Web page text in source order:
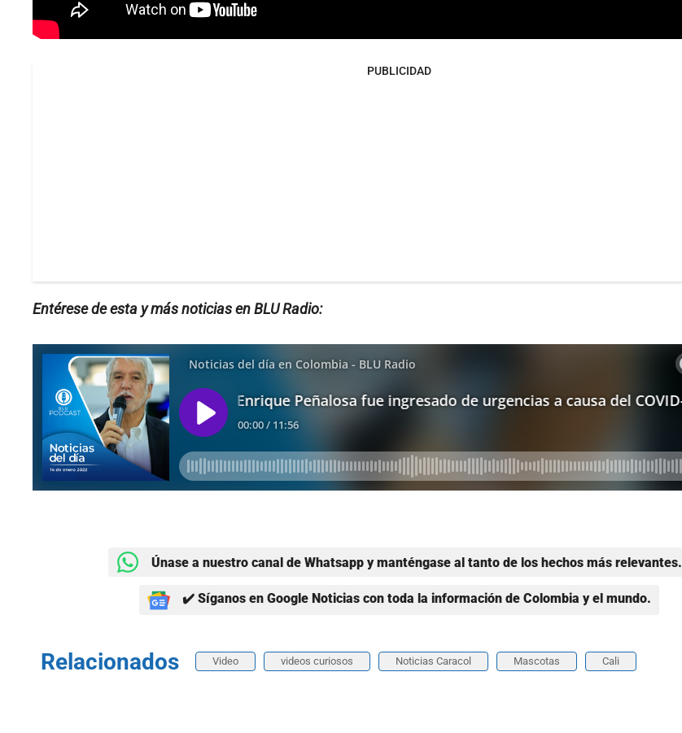
PUBLICIDAD
Entérese de esta y más noticias en BLU Radio:
Únase a nuestro canal de Whatsapp y manténgase al tanto de los hechos más relevantes.
✔️ Síganos en Google Noticias con toda la información de Colombia y el mundo.
Relacionados Video videos curiosos Noticias Caracol Mascotas Cali